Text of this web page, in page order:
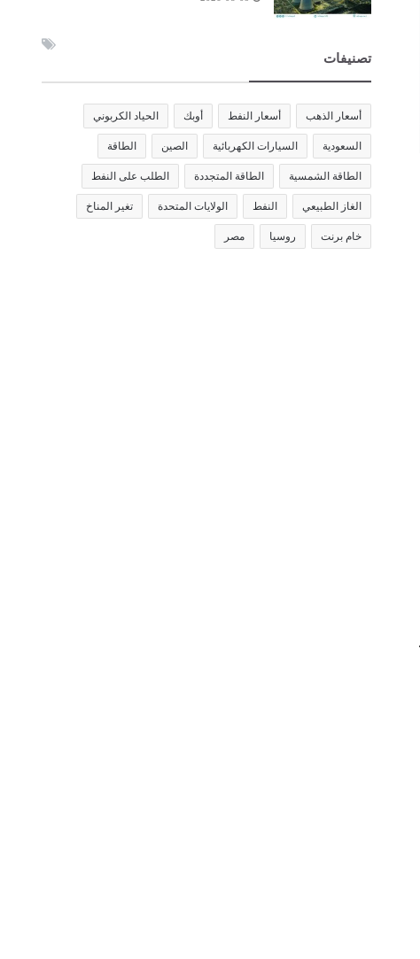
تصنيفات
أسعار الذهب أسعار النفط أوبك الحياد الكربوني
السعودية السيارات الكهربائية الصين الطاقة
الطاقة الشمسية الطاقة المتجددة الطلب على النفط
الغاز الطبيعي النفط الولايات المتحدة تغير المناخ
خام برنت روسيا مصر